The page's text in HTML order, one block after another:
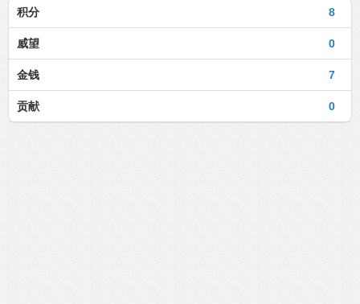
8
积分
0
威望
7
金钱
0
贡献